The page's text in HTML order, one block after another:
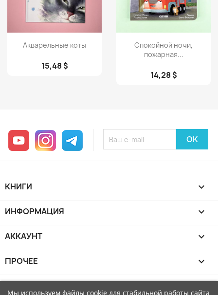
Просмотр
Акварельные коты
15,48 $
Просмотр
Спокойной ночи,
пожарная...
14,28 $
YouTube InstagramTelegram
КНИГИ 
ИНФОРМАЦИЯ 
АККАУНТ 
ПРОЧЕЕ 
Мы используем файлы cookie для стабильной работы сайта